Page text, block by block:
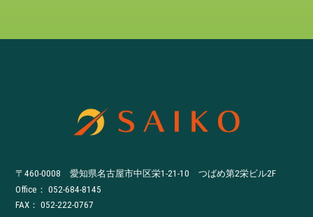
〒460-0008 愛知県名古屋市中区栄1-21-10 つばめ第2栄ビル2F
Office：052-684-8145
FAX： 052-222-0767